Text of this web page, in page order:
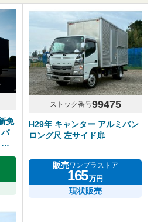
免
ル
ストック番号99475
H29年 キャンター アルミバン
ロング尺 左サイド扉
販売ワンプラストア
165万円
現状販売